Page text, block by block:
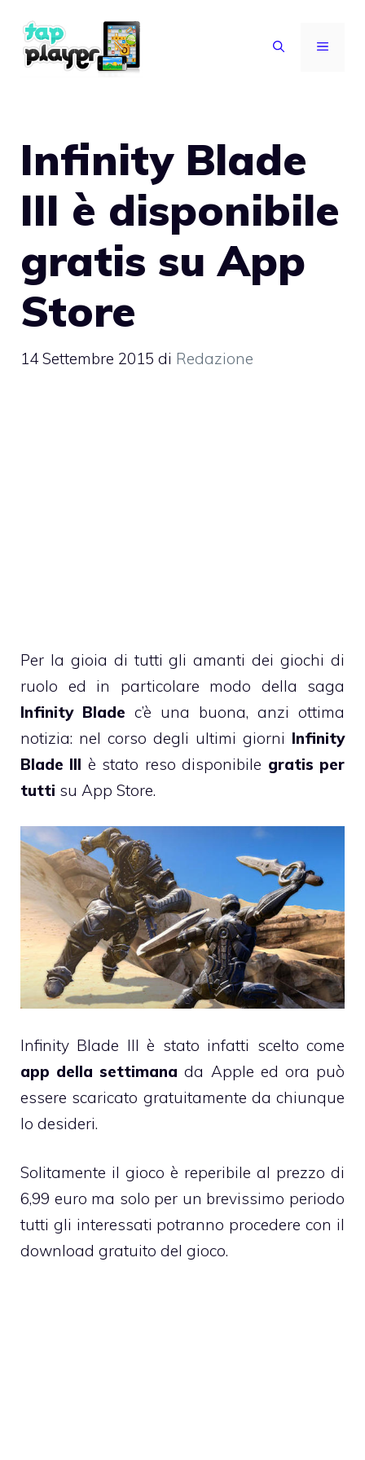
contenuto
MENU
Infinity Blade
III è disponibile
gratis su App
Store
14 Settembre 2015 di Redazione
Per la gioia di tutti gli amanti dei giochi di
ruolo ed in particolare modo della saga
Infinity Blade c’è una buona, anzi ottima
notizia: nel corso degli ultimi giorni Infinity
Blade III è stato reso disponibile gratis per
tutti su App Store.
Infinity Blade III è stato infatti scelto come
app della settimana da Apple ed ora può
essere scaricato gratuitamente da chiunque
lo desideri.
Solitamente il gioco è reperibile al prezzo di
6,99 euro ma solo per un brevissimo periodo
tutti gli interessati potranno procedere con il
download gratuito del gioco.